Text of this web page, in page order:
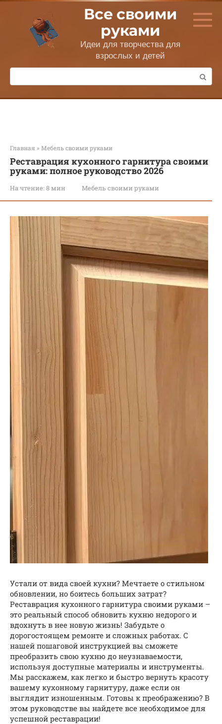
Перейти
контенту
Все своими
руками
Идеи для творчества для
взрослых и детей
Поиск:
Главная » Мебель своими руками
Реставрация кухонного гарнитура своими
руками: полное руководство 2026
На чтение: 8 мин Мебель своими руками
Устали от вида своей кухни? Мечтаете о стильном
обновлении, но боитесь больших затрат?
Реставрация кухонного гарнитура своими руками –
это реальный способ обновить кухню недорого и
вдохнуть в нее новую жизнь! Забудьте о
дорогостоящем ремонте и сложных работах. С
нашей пошаговой инструкцией вы сможете
преобразить свою кухню до неузнаваемости,
используя доступные материалы и инструменты.
Мы расскажем, как легко и быстро вернуть красоту
вашему кухонному гарнитуру, даже если он
выглядит изношенным. Готовы к преображению? В
этом руководстве вы найдете все необходимое для
успешной реставрации!